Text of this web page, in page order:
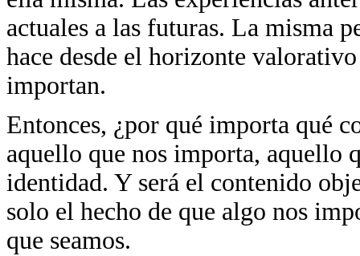
actuales a las futuras. La misma
hace desde el horizonte
importan.
Entonces, ¿por qué importa qué
aquello que nos importa, aquello
identidad. Y será el contenido
solo el hecho de que algo nos
que seamos.